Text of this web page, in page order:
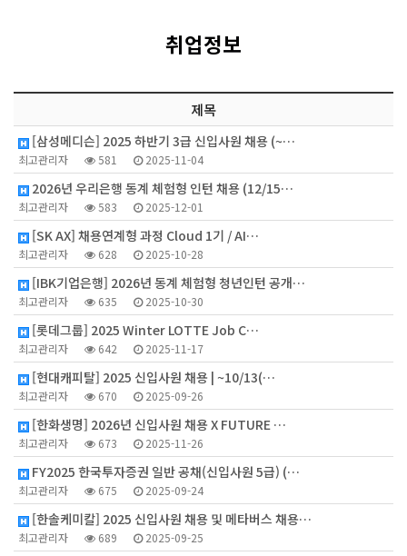
취업정보
제목
[삼성메디슨] 2025 하반기 3급 신입사원 채용 (~…
최고관리자 581 2025-11-04
2026년 우리은행 동계 체험형 인턴 채용 (12/15…
최고관리자 583 2025-12-01
[SK AX] 채용연계형 과정 Cloud 1기 / AI…
최고관리자 628 2025-10-28
[IBK기업은행] 2026년 동계 체험형 청년인턴 공개…
최고관리자 635 2025-10-30
[롯데그룹] 2025 Winter LOTTE Job C…
최고관리자 642 2025-11-17
[현대캐피탈] 2025 신입사원 채용 | ~10/13(…
최고관리자 670 2025-09-26
[한화생명] 2026년 신입사원 채용 X FUTURE …
최고관리자 673 2025-11-26
FY2025 한국투자증권 일반 공채(신입사원 5급) (…
최고관리자 675 2025-09-24
[한솔케미칼] 2025 신입사원 채용 및 메타버스 채용…
최고관리자 689 2025-09-25